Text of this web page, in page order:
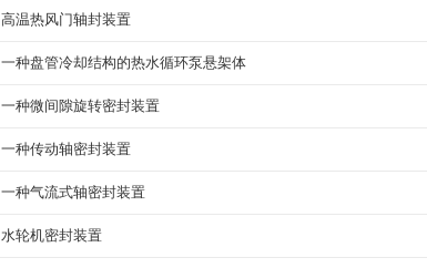
高温热风门轴封装置
一种盘管冷却结构的热水循环泵悬架体
一种微间隙旋转密封装置
一种传动轴密封装置
一种气流式轴密封装置
水轮机密封装置